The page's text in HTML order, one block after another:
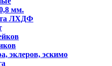
мм.
ЛХДФ
эклеров, эскимо